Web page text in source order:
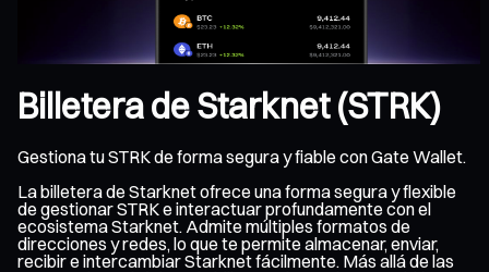
Billetera de Starknet (STRK)
Gestiona tu STRK de forma segura y fiable con Gate Wallet.
La billetera de Starknet ofrece una forma segura y flexible
de gestionar STRK e interactuar profundamente con el
ecosistema Starknet. Admite múltiples formatos de
direcciones y redes, lo que te permite almacenar, enviar,
recibir e intercambiar Starknet fácilmente. Más allá de las